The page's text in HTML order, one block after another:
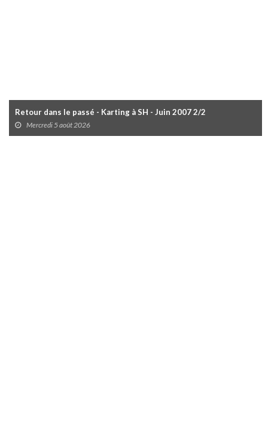
Retour dans le passé - Karting à SH - Juin 2007 2/2
Mercredi 5 août 2026